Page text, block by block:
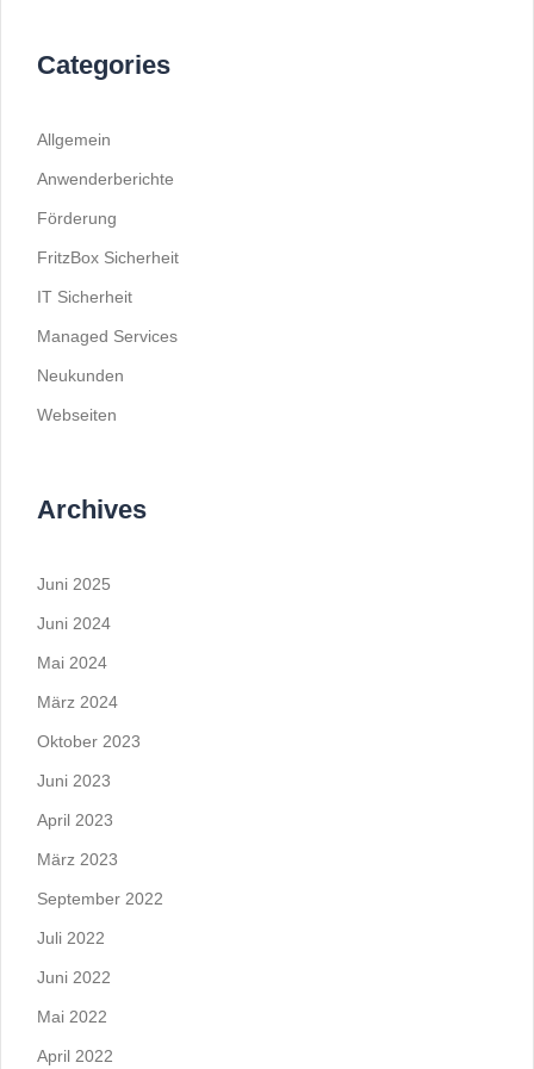
Categories
Allgemein
Anwenderberichte
Förderung
FritzBox Sicherheit
IT Sicherheit
Managed Services
Neukunden
Webseiten
Archives
Juni 2025
Juni 2024
Mai 2024
März 2024
Oktober 2023
Juni 2023
April 2023
März 2023
September 2022
Juli 2022
Juni 2022
Mai 2022
April 2022